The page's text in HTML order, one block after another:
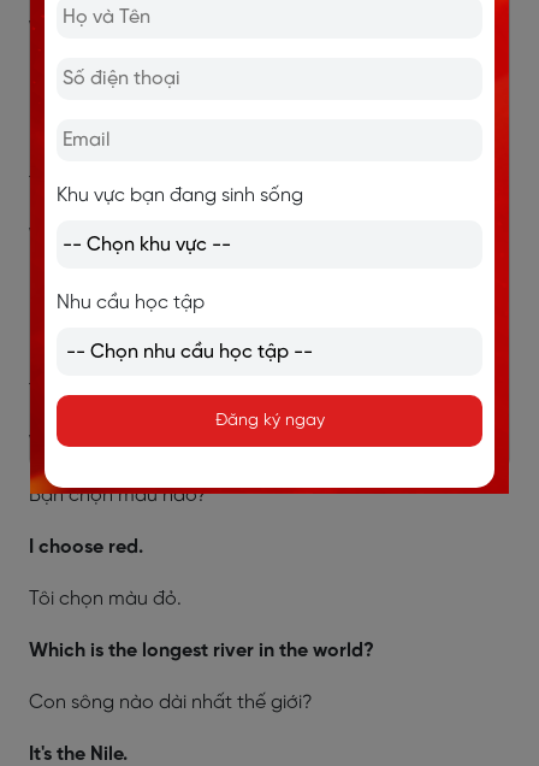
Who do you like the most in this class?
Bạn thích ai nhất trong lớp?
I like Henry. He’s so friendly.
Tôi thích Henry. Anh ấy rất thân thiện.
Which shirt do you like?
Bạn thích chiếc áo nào?
I like the one with the big yellow star on it.
Tôi thích cái có ngôi sao vàng lớn ở trên.
Which color do you choose?
Bạn chọn màu nào?
I choose red.
Tôi chọn màu đỏ.
Which is the longest river in the world?
Con sông nào dài nhất thế giới?
It's the Nile.
Khu vực bạn đang sinh sống
Nhu cầu học tập
Đăng ký ngay